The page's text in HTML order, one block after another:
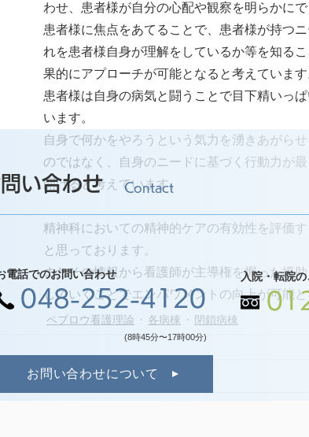
わせ、患者様が自分の心配や観察を明らかに
患者様に焦点をあてることで、患者様が持つ
れを患者様自身が理解をしているか等を知る
果的にアプローチが可能となると考えています
患者様は自身の病気と闘うことで目下精いっ
います。
自身で何かをやろうという気力を湧きあがら
のではなく、自身のニードに基づく行動力が
開けると考えています。
精神科においての精神的ケアの有効性を評価
と思っております。
またその情報から看護師が主導権を握った援
していくことでエンパワメントの向上が可能
ペプロウ看護理論 各病棟 閉鎖病棟
い合わせ Contact
電話でのお問い合わせ
048-252-4120
(8時45分〜17時00分)
入院・転院
お問い合わせについて